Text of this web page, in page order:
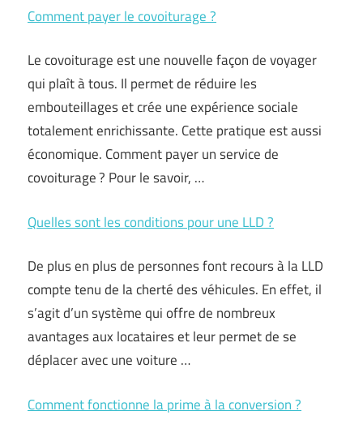
Comment payer le covoiturage ?
Le covoiturage est une nouvelle façon de voyager
qui plaît à tous. Il permet de réduire les
embouteillages et crée une expérience sociale
totalement enrichissante. Cette pratique est aussi
économique. Comment payer un service de
covoiturage ? Pour le savoir, …
Quelles sont les conditions pour une LLD ?
De plus en plus de personnes font recours à la LLD
compte tenu de la cherté des véhicules. En effet, il
s’agit d’un système qui offre de nombreux
avantages aux locataires et leur permet de se
déplacer avec une voiture …
Comment fonctionne la prime à la conversion ?